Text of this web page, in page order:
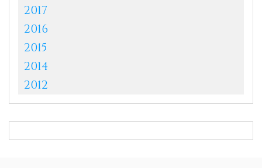
2017
2016
2015
2014
2012